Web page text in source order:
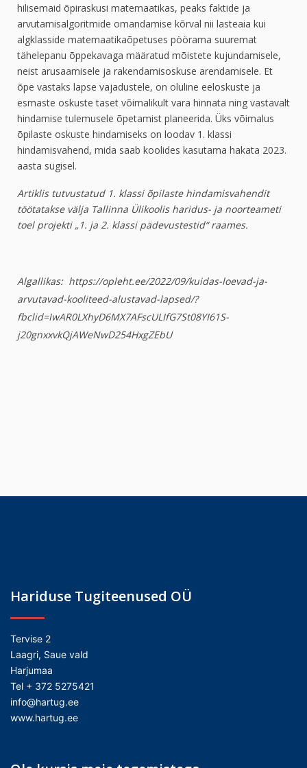
hilisemaid õpiraskusi matemaatikas, peaks faktide ja
arvutamisalgoritmide omandamise kõrval nii lasteaia kui
algklasside matemaatikaõpetuses pöörama suuremat
tähelepanu õppekavaga määratud mõistete kujundamisele,
neist arusaamisele ja rakendamisoskuse arendamisele. Et
õpe vastaks lapse vajadustele, on oluline eeloskuste ja
esmaste oskuste taset võimalikult vara hinnata ning vastavalt
hindamise tulemusele õpetamist planeerida. Üks võimalus
õpilaste oskuste hindamiseks on loodav 1. klassi
hindamisvahend, mida saab koolides kasutama hakata 2023.
aasta sügisel.
Artiklis tutvustatud 1. klassi õpilaste hindamisvahendit
töötatakse välja Tallinna Ülikoolis haridus- ja noorteameti
toel projekti „1. ja 2. klassi pädevustestid“ raames.
Algallikas: https://opleht.ee/2022/09/kuidas-loevad-ja-
arvutavad-kooliteed-alustavad-lapsed/?
fbclid=IwAR0LXhyD6MX7AFscULIfG7St08YI61S-
j20gnxxvkQjAWeNwD254HxgZEbU
Hariduse Tugiteenused OÜ
Tervise 2
Laagri, Saue vald
Harjumaa
Tel + 372 5275421
info@hartug.ee
www.hartug.ee